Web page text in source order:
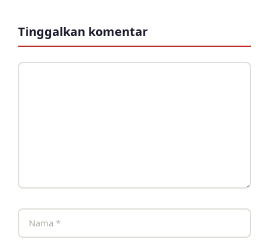
Tinggalkan komentar
Komentar
Nama
Surel
Situs